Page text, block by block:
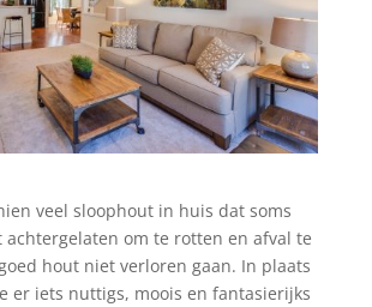
veel sloophout in huis dat soms
achtergelaten om te rotten en afval te
hout niet verloren gaan. In plaats
er iets nuttigs, moois en fantasierijks